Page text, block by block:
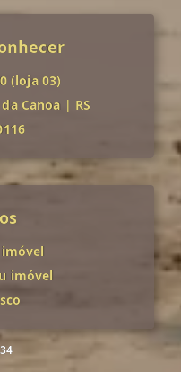
(loja 03)
Canoa | RS
imóvel
imóvel